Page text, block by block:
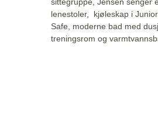
lenestoler, kjøleskap i
Safe, moderne bad med
treningsrom og